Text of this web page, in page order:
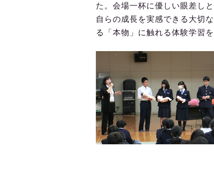
た。会場一杯に優しい眼差し
自らの成長を実感できる大切
る「本物」に触れる体験学習